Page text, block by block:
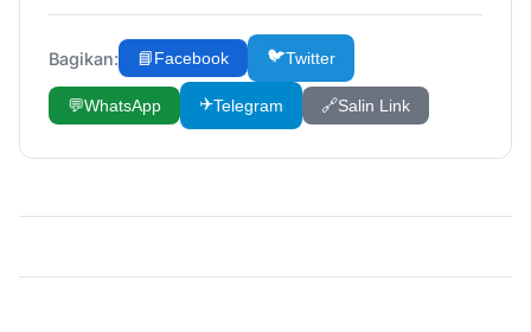
Bagikan: 📘Facebook 🐦Twitter
💬WhatsApp ✈️Telegram 🔗Salin Link